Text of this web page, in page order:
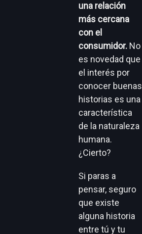
una relación
más cercana
con el
consumidor. No
es novedad que
el interés por
conocer buenas
historias es una
característica
de la naturaleza
humana.
¿Cierto?
Si paras a
pensar, seguro
que existe
alguna historia
entre tú y tu